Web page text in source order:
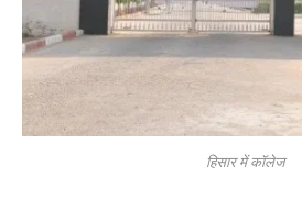
हिसार में कॉलेज